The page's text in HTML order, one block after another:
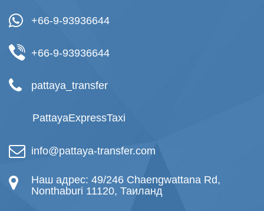
+66-9-93936644
+66-9-93936644
pattaya_transfer
PattayaExpressTaxi
info@pattaya-transfer.com
Наш адрес: 49/246 Chaengwattana Rd,
Nonthaburi 11120, Таиланд